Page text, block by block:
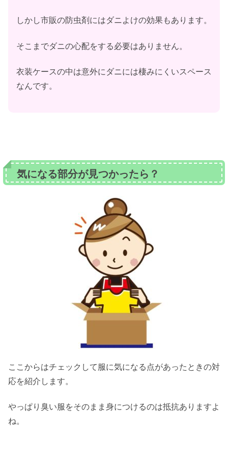
しかし市販の防虫剤にはダニよけの効果もあります。
そこまでダニの心配をする必要はありません。
衣装ケースの中は意外にダニには棲みにくいスペース
なんです。
気になる部分が見つかったら？
ここからはチェックして服に気になる点があったときの対
応を紹介します。
やっぱり臭い服をそのまま身につけるのは抵抗ありますよ
ね。